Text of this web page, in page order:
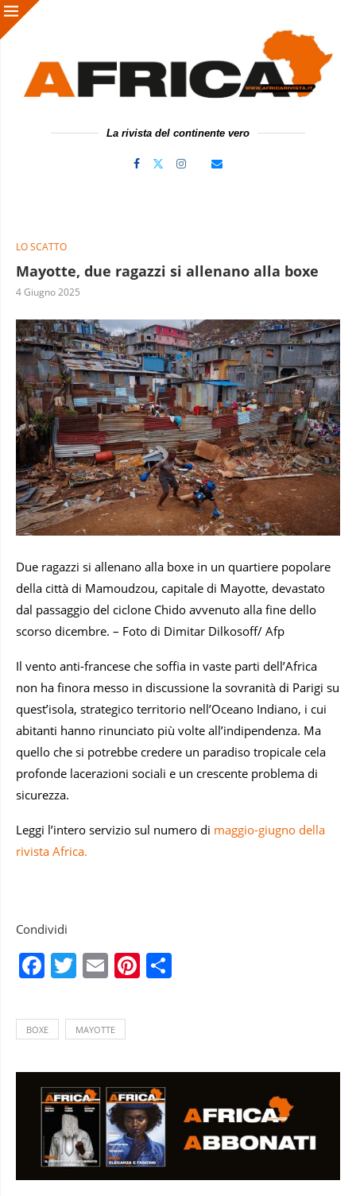
La rivista del continente vero
LO SCATTO
Mayotte, due ragazzi si allenano alla boxe
4 Giugno 2025
Due ragazzi si allenano alla boxe in un quartiere popolare
della città di Mamoudzou, capitale di Mayotte, devastato
dal passaggio del ciclone Chido avvenuto alla fine dello
scorso dicembre. – Foto di Dimitar Dilkosoff/ Afp
Il vento anti-francese che soffia in vaste parti dell’Africa
non ha finora messo in discussione la sovranità di Parigi su
quest’isola, strategico territorio nell’Oceano Indiano, i cui
abitanti hanno rinunciato più volte all’indipendenza. Ma
quello che si potrebbe credere un paradiso tropicale cela
profonde lacerazioni sociali e un crescente problema di
sicurezza.
Leggi l’intero servizio sul numero di maggio-giugno della
rivista Africa.
Condividi
Facebook
Twitter
EmailPinterest
BOXE MAYOTTE